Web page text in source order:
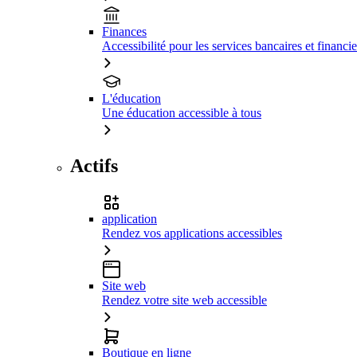
Finances
Accessibilité pour les services bancaires et
L'éducation
Une éducation accessible à tous
Actifs
application
Rendez vos applications accessibles
Site web
Rendez votre site web accessible
Boutique en ligne